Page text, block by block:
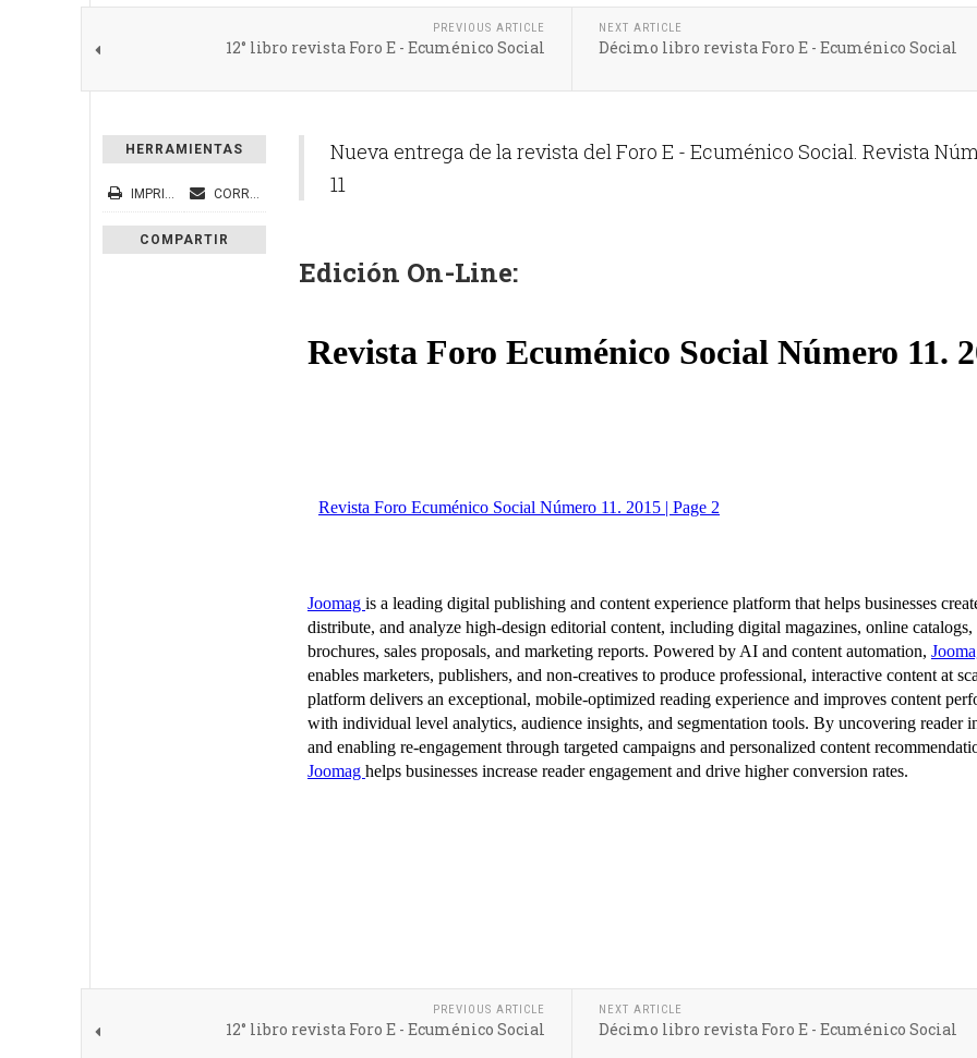
PREVIOUS ARTICLE
12° libro revista Foro E - Ecuménico Social
NEXT ARTICLE
Décimo libro revista Foro E - Ecuménico Social
HERRAMIENTAS
IMPRIMIR CORREO ELECTRÓNICO
COMPARTIR
Nueva entrega de la revista del Foro E - Ecuménico Social. Revista
11
Edición On-Line:
PREVIOUS ARTICLE
12° libro revista Foro E - Ecuménico Social
NEXT ARTICLE
Décimo libro revista Foro E - Ecuménico Social